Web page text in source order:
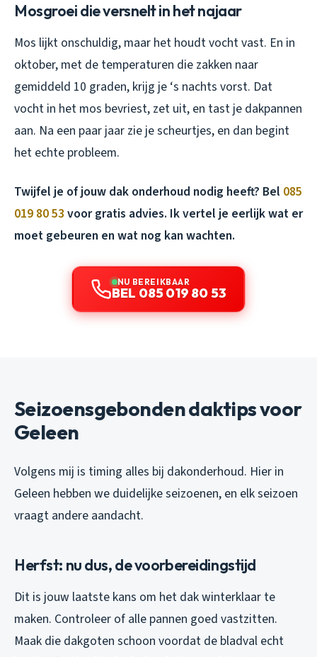
Mosgroei die versnelt in het najaar
Mos lijkt onschuldig, maar het houdt vocht vast. En in
oktober, met de temperaturen die zakken naar
gemiddeld 10 graden, krijg je ‘s nachts vorst. Dat
vocht in het mos bevriest, zet uit, en tast je dakpannen
aan. Na een paar jaar zie je scheurtjes, en dan begint
het echte probleem.
Twijfel je of jouw dak onderhoud nodig heeft? Bel 085
019 80 53 voor gratis advies. Ik vertel je eerlijk wat er
moet gebeuren en wat nog kan wachten.
NU BEREIKBAAR
BEL 085 019 80 53
Seizoensgebonden daktips voor
Geleen
Volgens mij is timing alles bij dakonderhoud. Hier in
Geleen hebben we duidelijke seizoenen, en elk seizoen
vraagt andere aandacht.
Herfst: nu dus, de voorbereidingstijd
Dit is jouw laatste kans om het dak winterklaar te
maken. Controleer of alle pannen goed vastzitten.
Maak die dakgoten schoon voordat de bladval echt